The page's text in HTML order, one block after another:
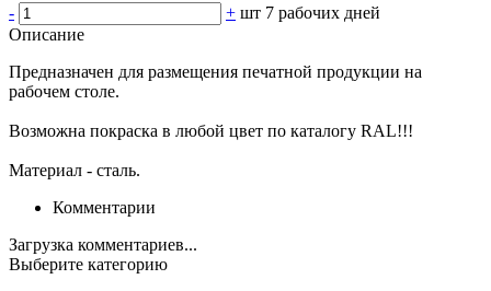
- + шт 7 рабочих дней
Описание
Предназначен для размещения печатной продукции на
рабочем столе.
Возможна покраска в любой цвет по каталогу RAL!!!
Материал - сталь.
Комментарии
Загрузка комментариев...
Выберите категорию